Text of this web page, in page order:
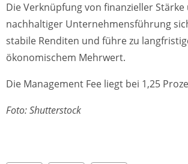
Die Verknüpfung von finanzieller Stärke
nachhaltiger Unternehmensführung
stabile Renditen und führe zu
ökonomischem Mehrwert.
Die Management Fee liegt bei 1,25
Foto: Shutterstock